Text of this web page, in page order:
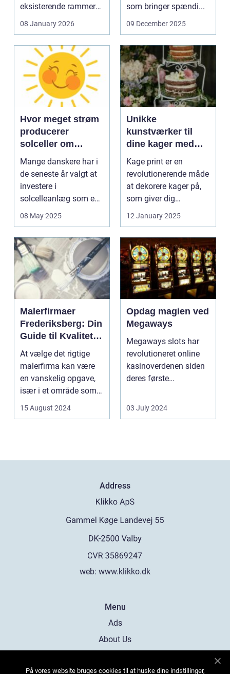
eksisterende rammer
og glas med ...
08 January 2026
som bringer spændi...
09 December 2025
Hvor meget strøm
producerer
solceller om
vinteren?
Mange danskere har i
de seneste år valgt at
investere i
solcelleanlæg som en
bæred...
08 May 2025
Unikke
kunstværker til
dine kager med
kage print
Kage print er en
revolutionerende måde
at dekorere kager på,
som giver dig
mulighed for ...
12 January 2025
Malerfirmaer
Frederiksberg: Din
Guide til Kvalitet
og Service
At vælge det rigtige
malerfirma kan være
en vanskelig opgave,
især i et område som
Frederiksberg, hv...
15 August 2024
Opdag magien ved
Megaways
Megaways slots har
revolutioneret online
kasinoverdenen siden
deres første
spillea...
03 July 2024
Address
web: www.klikko.dk
Menu
Ads
About Us
På vores website bruges cookies til at huske dine indstillinger,